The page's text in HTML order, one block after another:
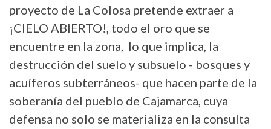
proyecto de La Colosa pretende extraer a
¡CIELO ABIERTO!, todo el oro que se
encuentre en la zona, lo que implica, la
destrucción del suelo y subsuelo - bosques y
acuíferos subterráneos- que hacen parte de la
soberanía del pueblo de Cajamarca, cuya
defensa no solo se materializa en la consulta